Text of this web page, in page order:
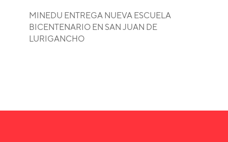
MINEDU ENTREGA NUEVA ESCUELA
BICENTENARIO EN SAN JUAN DE
LURIGANCHO